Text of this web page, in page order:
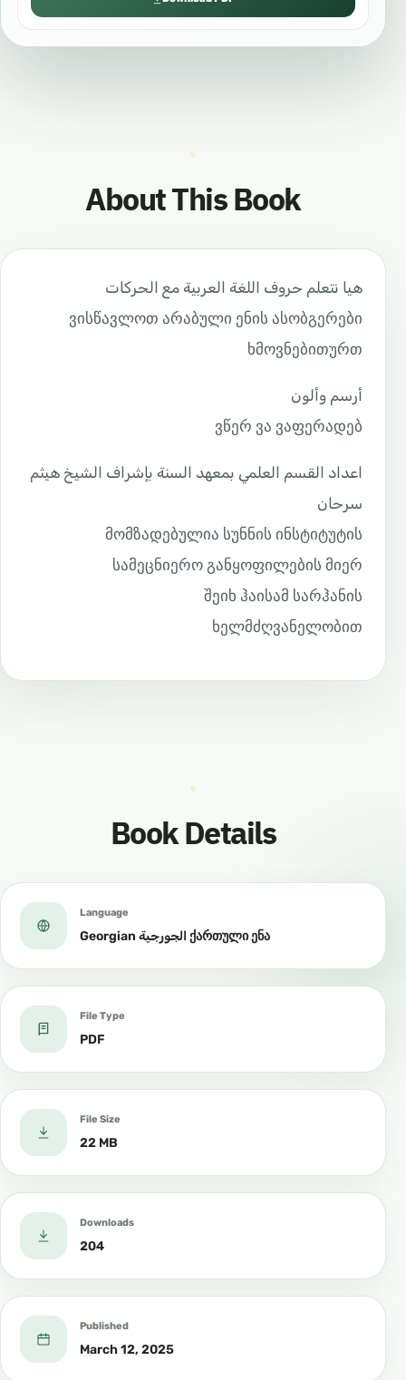
About This Book
هيا نتعلم حروف اللغة العربية مع الحركات
ვისწავლოთ არაბული ენის ასობგერები
ხმოვნებითურთ
أرسم وألون
ვწერ ვა ვაფერადებ
اعداد القسم العلمي بمعهد السنة بإشراف الشيخ هيثم
سرحان
მომზადებულია სუნნის ინსტიტუტის
სამეცნიერო განყოფილების მიერ
შეიხ ჰაისამ სარჰანის
ხელმძღვანელობით
Book Details
Language
Georgian الجورجية ქართული ენა
File Type
PDF
File Size
22 MB
Downloads
204
Published
March 12, 2025